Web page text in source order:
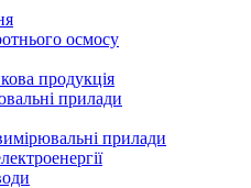
осмосу
продукція
прилади
прилади